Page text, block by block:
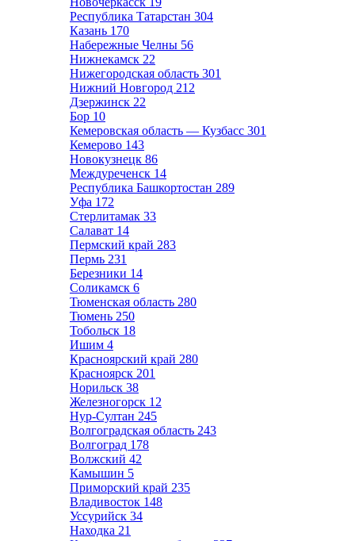
Республика Татарстан 304
Казань 170
Набережные Челны 56
Нижнекамск 22
Нижегородская область 301
Нижний Новгород 212
Дзержинск 22
Бор 10
Кемеровская область — Кузбасс 301
Кемерово 143
Новокузнецк 86
Междуреченск 14
Республика Башкортостан 289
Уфа 172
Стерлитамак 33
Салават 14
Пермский край 283
Пермь 231
Березники 14
Соликамск 6
Тюменская область 280
Тюмень 250
Тобольск 18
Ишим 4
Красноярский край 280
Красноярск 201
Норильск 38
Железногорск 12
Нур-Султан 245
Волгоградская область 243
Волгоград 178
Волжский 42
Камышин 5
Приморский край 235
Владивосток 148
Уссурийск 34
Находка 21